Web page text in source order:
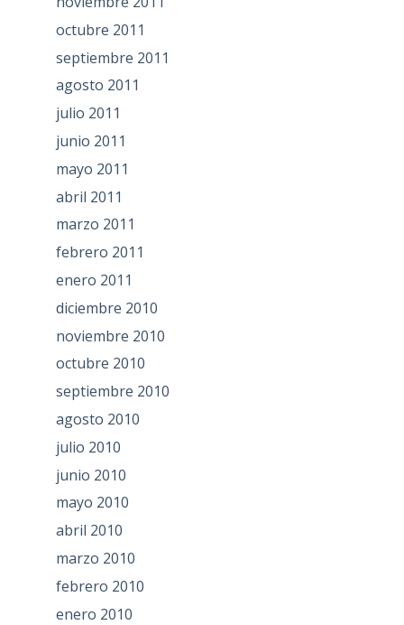
octubre 2011
septiembre 2011
agosto 2011
julio 2011
junio 2011
mayo 2011
abril 2011
marzo 2011
febrero 2011
enero 2011
diciembre 2010
noviembre 2010
octubre 2010
septiembre 2010
agosto 2010
julio 2010
junio 2010
mayo 2010
abril 2010
marzo 2010
febrero 2010
enero 2010